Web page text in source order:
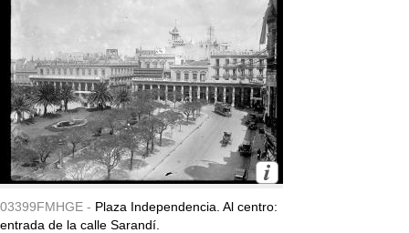
03399FMHGE - Plaza Independencia. Al centro:
entrada de la calle Sarandí.